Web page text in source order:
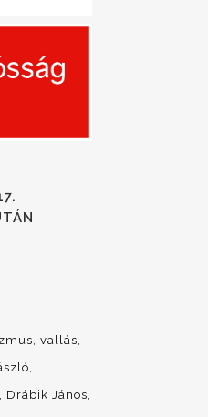
vallás
Drábik János